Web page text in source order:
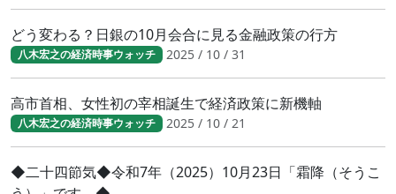
どう変わる？日銀の10月会合に見る金融政策の行方
八木宏之の経済時事ウォッチ 2025 / 10 / 31
高市首相、女性初の宰相誕生で経済政策に新機軸
八木宏之の経済時事ウォッチ 2025 / 10 / 21
◆二十四節気◆令和7年（2025）10月23日「霜降（そうこ